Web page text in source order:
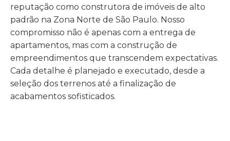
reputação como construtora de imóveis de alto
padrão na Zona Norte de São Paulo. Nosso
compromisso não é apenas com a entrega de
apartamentos, mas com a construção de
empreendimentos que transcendem expectativas.
Cada detalhe é planejado e executado, desde a
seleção dos terrenos até a finalização de
acabamentos sofisticados.